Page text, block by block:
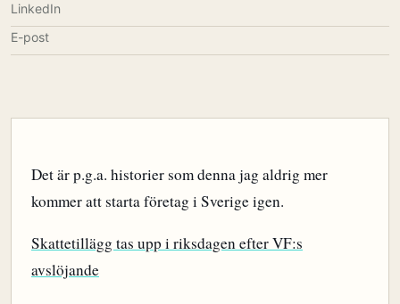
Det är p.g.a. historier som denna jag aldrig mer
kommer att starta företag i Sverige igen.
Skattetillägg tas upp i riksdagen efter VF:s
avslöjande
LinkedIn
E-post